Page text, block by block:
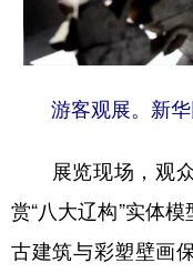
游客观展。新华
展览现场，观众
赏“八大辽构”实体
古建筑与彩塑壁画